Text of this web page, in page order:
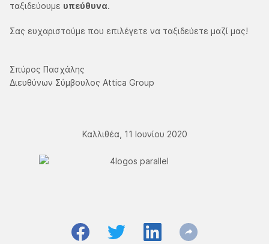
ταξιδεύουμε υπεύθυνα.
Σας ευχαριστούμε που επιλέγετε να ταξιδεύετε μαζί μας!
Σπύρος Πασχάλης
Διευθύνων Σύμβουλος Attica Group
Καλλιθέα, 11 Ιουνίου 2020